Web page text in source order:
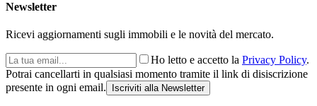
Newsletter
Ricevi aggiornamenti sugli immobili e le novità del mercato.
Ho letto e accetto la Privacy Policy.
Potrai cancellarti in qualsiasi momento tramite il link di disiscrizione
presente in ogni email.
Iscriviti alla Newsletter